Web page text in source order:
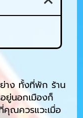
าง ทั้งที่พัก ร้าน
ยู่นอกเมืองก็
คุณควรแวะเมื่อ